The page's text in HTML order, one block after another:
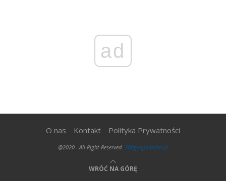
ad
O nas Kontakt Polityka Prywatności
@2020 - All Right Reserved. 300gospodarka.pl
WRÓĆ NA GÓRĘ